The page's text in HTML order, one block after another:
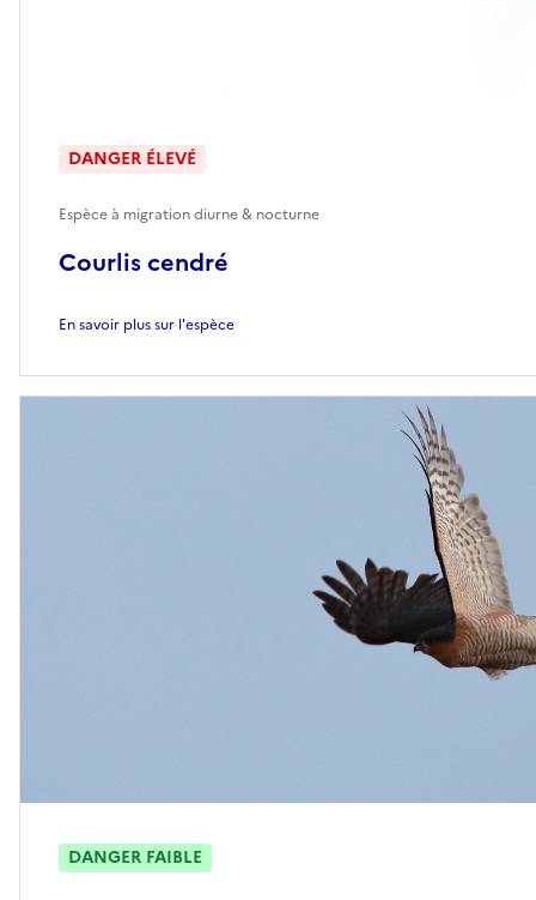
Courlis cendré
DANGER ÉLEVÉ
Espèce à migration diurne & nocturne
En savoir plus sur l'espèce
DANGER FAIBLE